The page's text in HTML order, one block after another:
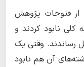
از فتوحات پژوهش
کلی نابود کردند و
رساندند. وقتی یک
آن هم نابود